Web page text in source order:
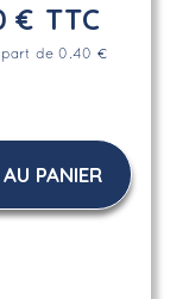
€ TTC
part de 0.40 €
PANIER